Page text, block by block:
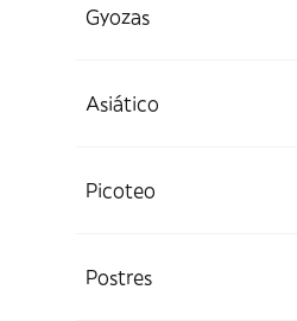
Gyozas
Asiático
Picoteo
Postres